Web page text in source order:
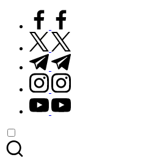
facebook.com
twitter.com
t.me
instagram.com
youtube.com